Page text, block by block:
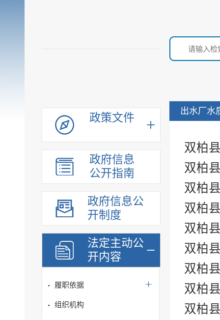
政策文件
政府信息
公开指南
政府信息公
开制度
法定主动公
开内容
履职依据
组织机构
出水厂水
双柏
双柏
双柏
双柏
双柏
双柏
双柏
双柏
双柏